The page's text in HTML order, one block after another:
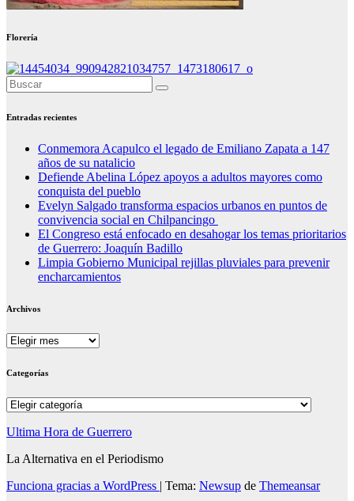
Florería
Entradas recientes
Conmemora Acapulco el legado de Emiliano Zapata a 147
años de su natalicio
Defiende Abelina López apoyos a adultos mayores como
conquista del pueblo
Evelyn Salgado transforma espacios urbanos en puntos de
convivencia social en Chilpancingo
El Congreso está enfocado en desahogar los temas prioritarios
de Guerrero: Joaquín Badillo
Limpia Gobierno Municipal rejillas pluviales para prevenir
encharcamientos
Archivos
Archivos
Categorías
Categorías
Ultima Hora de Guerrero
La Alternativa en el Periodismo
Funciona gracias a WordPress | Tema: Newsup de Themeansar